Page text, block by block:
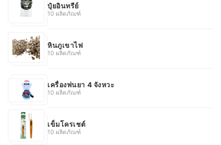
ปุ๋ยอินทรีย์
10 ผลิตภัณฑ์
หินภูเขาไฟ
10 ผลิตภัณฑ์
เครื่องพ่นยา 4 จังหวะ
10 ผลิตภัณฑ์
เข็มโครเชต์
10 ผลิตภัณฑ์